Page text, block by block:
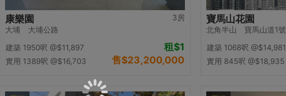
3房
康樂園
大埔 大埔公路
建築 1950呎 @$11,897
實用 1389呎 @$16,703
租$1
售$23,200,000
寶馬山花園
北角半山 寶馬山道1號
建築 1068呎 @$14,981
實用 845呎 @$18,935